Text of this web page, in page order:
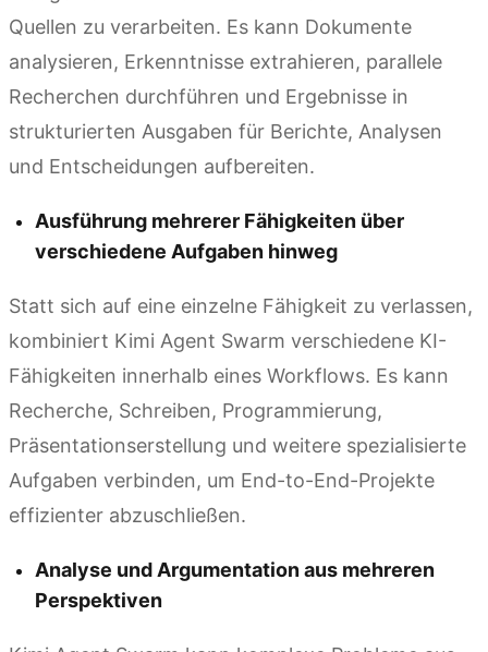
Quellen zu verarbeiten. Es kann Dokumente
analysieren, Erkenntnisse extrahieren, parallele
Recherchen durchführen und Ergebnisse in
strukturierten Ausgaben für Berichte, Analysen
und Entscheidungen aufbereiten.
Ausführung mehrerer Fähigkeiten über
verschiedene Aufgaben hinweg
Statt sich auf eine einzelne Fähigkeit zu verlassen,
kombiniert Kimi Agent Swarm verschiedene KI-
Fähigkeiten innerhalb eines Workflows. Es kann
Recherche, Schreiben, Programmierung,
Präsentationserstellung und weitere spezialisierte
Aufgaben verbinden, um End-to-End-Projekte
effizienter abzuschließen.
Analyse und Argumentation aus mehreren
Perspektiven